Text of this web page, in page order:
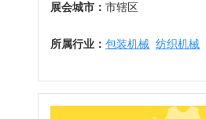
展会城市： 市辖区
所属行业： 包装机械 纺织机械